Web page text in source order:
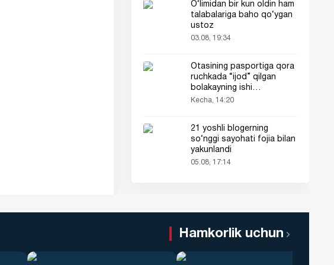
O‘limidan bir kun oldin ham
talabalariga baho qo‘ygan
ustoz
03.08, 19:34
Otasining pasportiga qora
ruchkada “ijod” qilgan
bolakayning ishi
barchaning diqqatini tortdi
Kecha, 14:20
21 yoshli blogerning
so‘nggi sayohati fojia bilan
yakunlandi
05.08, 17:14
Hamkorlik uchun